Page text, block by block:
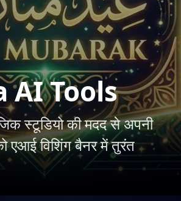
AI Tools
स्टूडियो की मदद से अपनी
एआई विशिंग बैनर में तुरंत